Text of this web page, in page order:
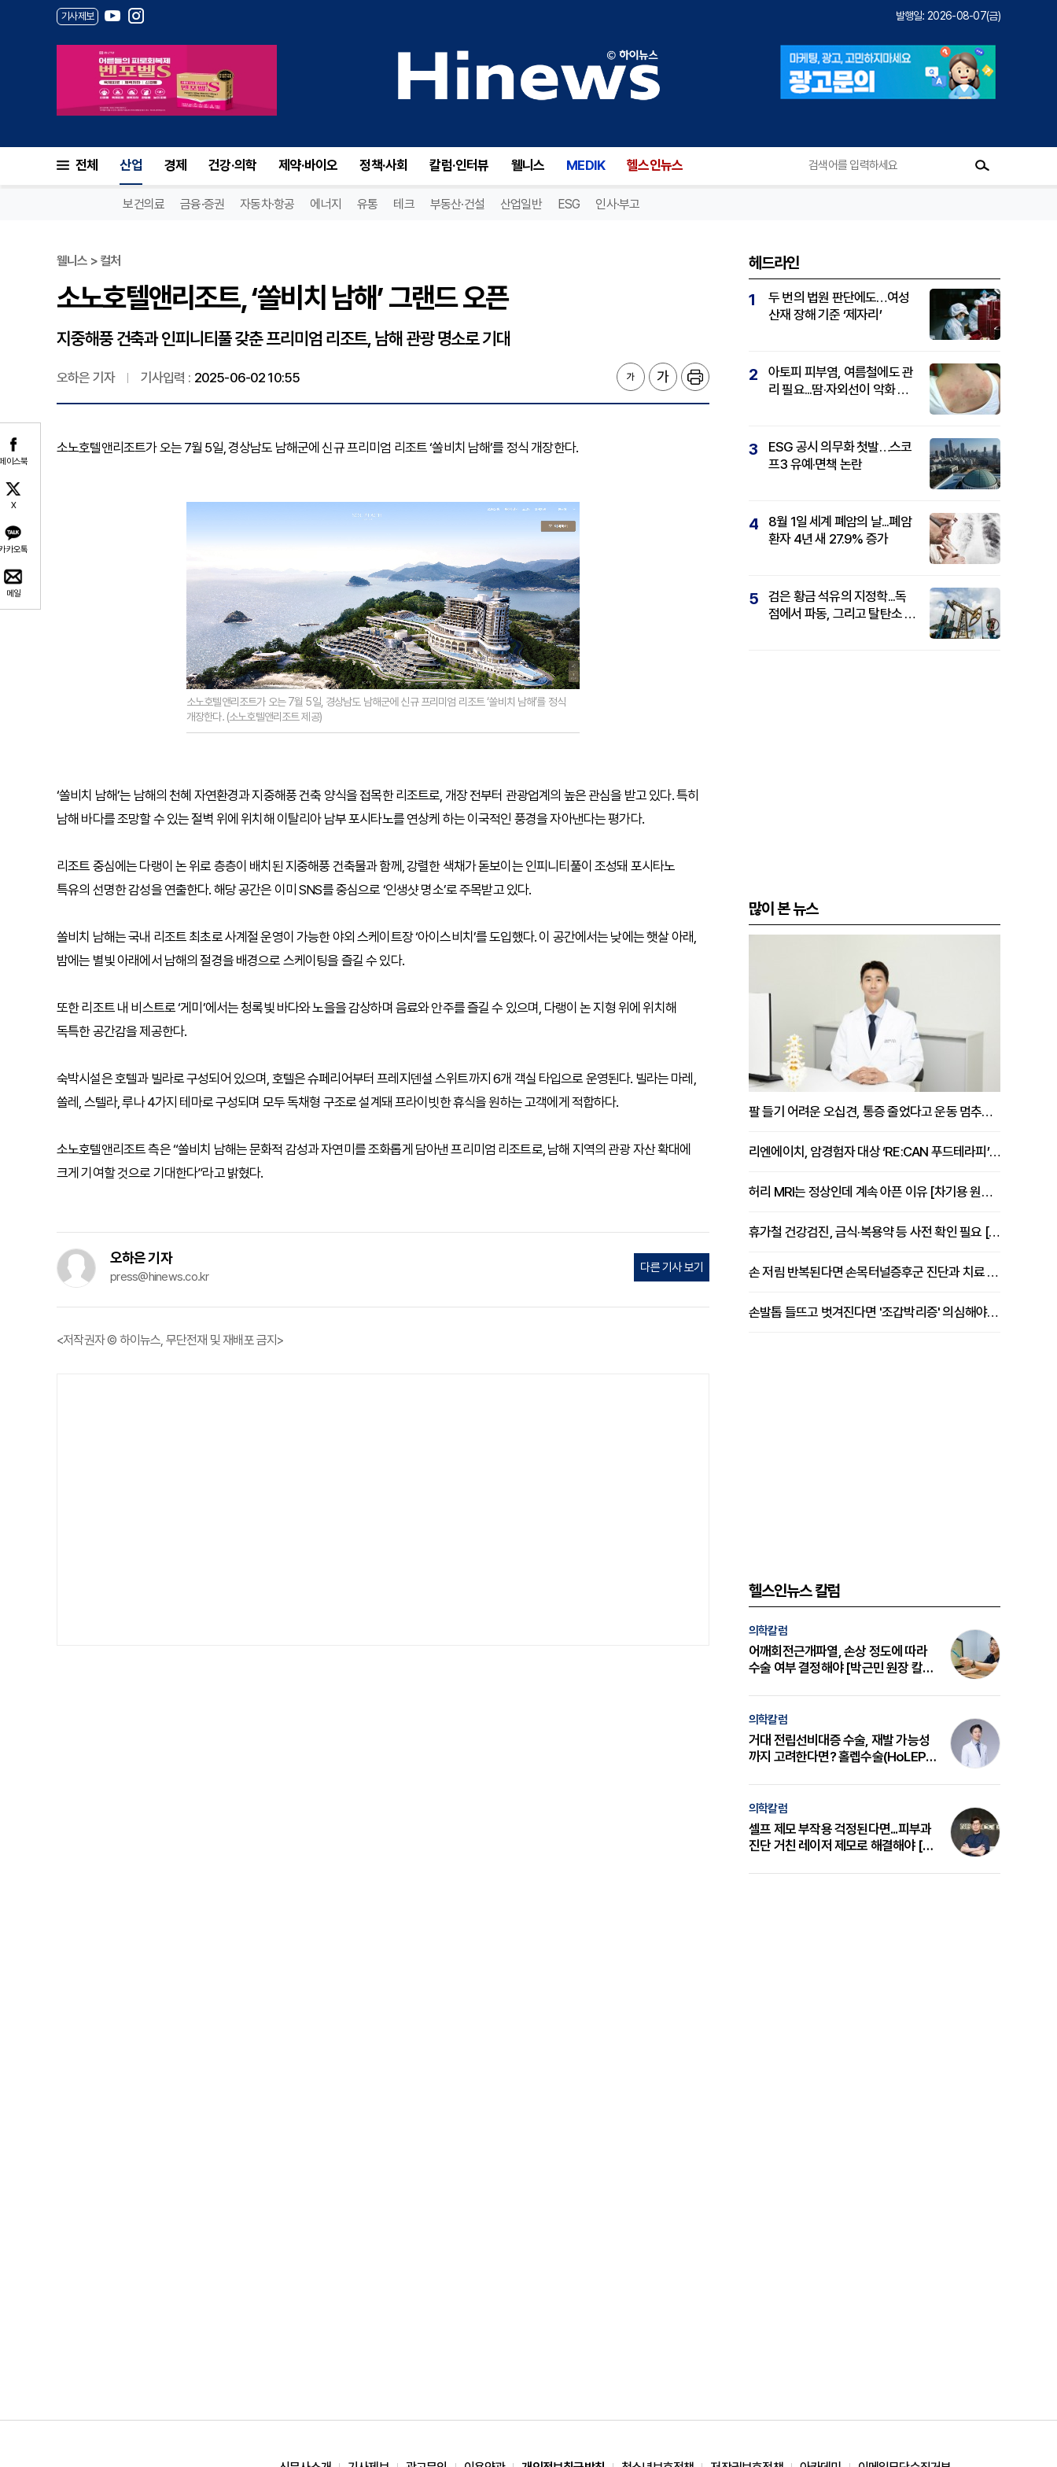
기사제보 발행일: 2026-08-07(금)
전체 산업 경제 건강·의학 제약·바이오 정책·사회 칼럼·인터뷰 웰니스 MEDIK 헬스인뉴스
보건의료 금융·증권 자동차·항공 에너지 유통 테크 부동산·건설 산업일반 ESG 인사·부고
이스북
X
카오톡
메일
웰니스 > 컬처
소노호텔앤리조트, ‘쏠비치 남해’ 그랜드 오픈
지중해풍 건축과 인피니티풀 갖춘 프리미엄 리조트, 남해 관광 명소로 기대
오하은 기자 기사입력 : 2025-06-02 10:55
소노호텔앤리조트가 오는 7월 5일, 경상남도 남해군에 신규 프리미엄 리조트 ‘쏠비치 남해’를 정식 개장한다.
소노호텔앤리조트가 오는 7월 5일, 경상남도 남해군에 신규 프리미엄 리조트 ‘쏠비치 남해’를 정식
개장한다. (소노호텔앤리조트 제공)
‘쏠비치 남해’는 남해의 천혜 자연환경과 지중해풍 건축 양식을 접목한 리조트로, 개장 전부터 관광업계의 높은 관심을 받고 있다. 특히
남해 바다를 조망할 수 있는 절벽 위에 위치해 이탈리아 남부 포시타노를 연상케 하는 이국적인 풍경을 자아낸다는 평가다.
리조트 중심에는 다랭이 논 위로 층층이 배치된 지중해풍 건축물과 함께, 강렬한 색채가 돋보이는 인피니티풀이 조성돼 포시타노
특유의 선명한 감성을 연출한다. 해당 공간은 이미 SNS를 중심으로 ‘인생샷 명소’로 주목받고 있다.
쏠비치 남해는 국내 리조트 최초로 사계절 운영이 가능한 야외 스케이트장 ‘아이스비치’를 도입했다. 이 공간에서는 낮에는 햇살 아래,
밤에는 별빛 아래에서 남해의 절경을 배경으로 스케이팅을 즐길 수 있다.
또한 리조트 내 비스트로 ‘게미’에서는 청록빛 바다와 노을을 감상하며 음료와 안주를 즐길 수 있으며, 다랭이 논 지형 위에 위치해
독특한 공간감을 제공한다.
숙박시설은 호텔과 빌라로 구성되어 있으며, 호텔은 슈페리어부터 프레지덴셜 스위트까지 6개 객실 타입으로 운영된다. 빌라는 마레,
쏠레, 스텔라, 루나 4가지 테마로 구성되며 모두 독채형 구조로 설계돼 프라이빗한 휴식을 원하는 고객에게 적합하다.
소노호텔앤리조트 측은 “쏠비치 남해는 문화적 감성과 자연미를 조화롭게 담아낸 프리미엄 리조트로, 남해 지역의 관광 자산 확대에
크게 기여할 것으로 기대한다”라고 밝혔다.
오하은 기자
press@hinews.co.kr
다른 기사 보기
<저작권자 © 하이뉴스, 무단전재 및 재배포 금지>
헤드라인
1
두 번의 법원 판단에도…여성
산재 장해 기준 ‘제자리’
2
아토피 피부염, 여름철에도 관
리 필요...땀·자외선이 악화 요
3
ESG 공시 의무화 첫발…스코
프3 유예·면책 논란
4
8월 1일 세계 폐암의 날...폐암
환자 4년 새 27.9% 증가
5
검은 황금 석유의 지정학...독
점에서 파동, 그리고 탈탄소 패
많이 본 뉴스
팔 들기 어려운 오십견, 통증 줄었다고 운동 멈추면 안 되는 이유 [이병욱 원장 칼럼]
리엔에이치, 암경험자 대상 ‘RE:CAN 푸드테라피’ 운영
허리 MRI는 정상인데 계속 아픈 이유 [차기용 원장 칼럼]
휴가철 건강검진, 금식·복용약 등 사전 확인 필요 [정도감 원장 칼럼]
손 저림 반복된다면 손목터널증후군 진단과 치료 시기 살펴야 [김동현 원장 칼럼]
손발톱 들뜨고 벗겨진다면 '조갑박리증' 의심해야 [김철윤 원장 칼럼]
헬스인뉴스 칼럼
의학칼럼
어깨회전근개파열, 손상 정도에 따라
수술 여부 결정해야 [박근민 원장 칼
의학칼럼
거대 전립선비대증 수술, 재발 가능성
까지 고려한다면? 홀렙수술(HoLEP)
의학칼럼
셀프 제모 부작용 걱정된다면...피부과
진단 거친 레이저 제모로 해결해야 [변